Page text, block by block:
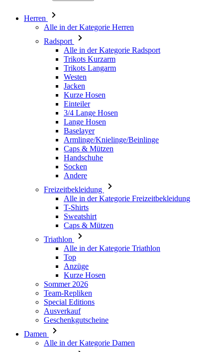
Herren
Alle in der Kategorie Herren
Radsport
Alle in der Kategorie Radsport
Trikots Kurzarm
Trikots Langarm
Westen
Jacken
Kurze Hosen
Einteiler
3/4 Lange Hosen
Lange Hosen
Baselayer
Armlinge/Knielinge/Beinlinge
Caps & Mützen
Handschuhe
Socken
Andere
Freizeitbekleidung
Alle in der Kategorie Freizeitbekleidung
T-Shirts
Sweatshirt
Caps & Mützen
Triathlon
Alle in der Kategorie Triathlon
Top
Anzüge
Kurze Hosen
Sommer 2026
Team-Repliken
Special Editions
Ausverkauf
Geschenkgutscheine
Damen
Alle in der Kategorie Damen